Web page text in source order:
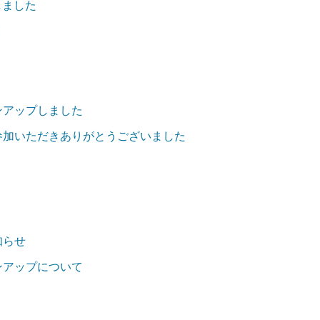
した
ップしました
いただきありがとうございました
らせ
ップについて